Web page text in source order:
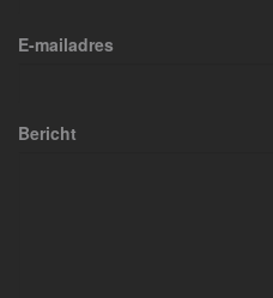
E-mailadres
Bericht